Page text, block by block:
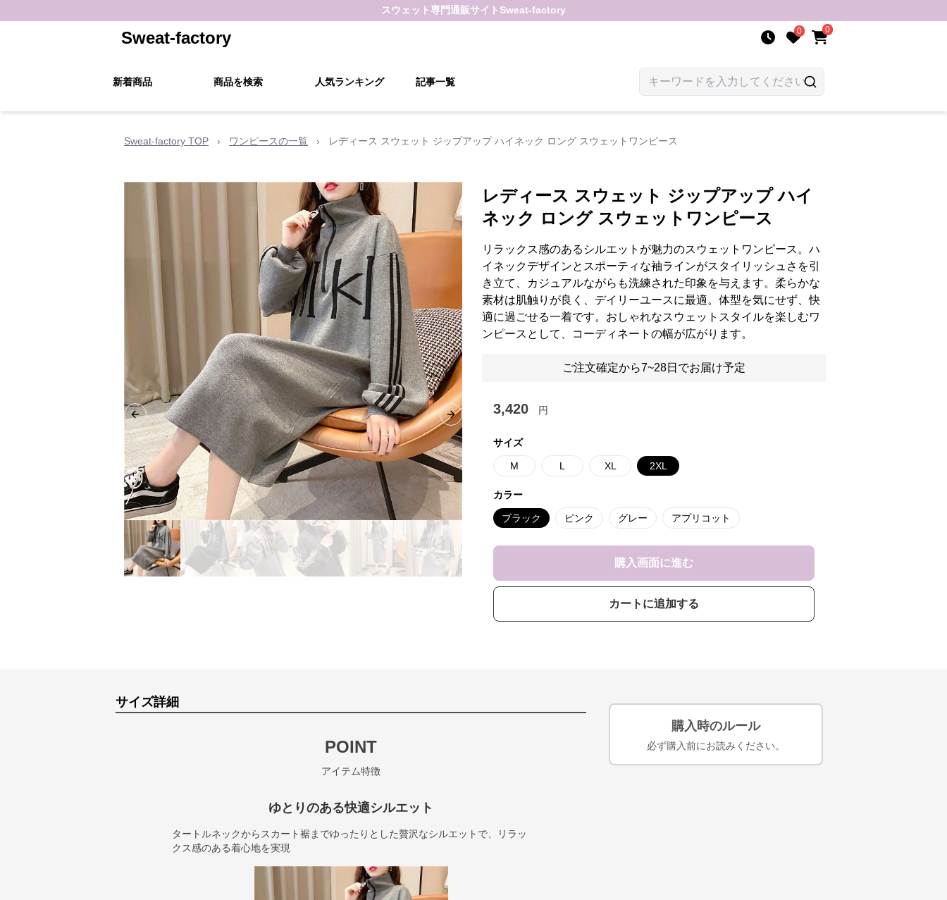
スウェット専門通販サイト Sweat-factory
Sweat-factory 0 0
新着商品 商品を検索 人気ランキング 記事一覧
Sweat-factory TOP › ワンピースの一覧 › レディース スウェット ジップアップ ハイネック ロング スウェットワンピース
Previous slide Next slide
レディース スウェット ジップアップ ハイ
ネック ロング スウェットワンピース
リラックス感のあるシルエットが魅力のスウェットワンピース。ハ
イネックデザインとスポーティな袖ラインがスタイリッシュさを引
き立て、カジュアルながらも洗練された印象を与えます。柔らかな
素材は肌触りが良く、デイリーユースに最適。体型を気にせず、快
適に過ごせる一着です。おしゃれなスウェットスタイルを楽しむワ
ンピースとして、コーディネートの幅が広がります。
ご注文確定から7~28日でお届け予定
3,420 円
サイズ
M L XL 2XL
カラー
ブラック ピンク グレー アプリコット
購入画面に進む
カートに追加する
サイズ詳細
POINT
アイテム特徴
ゆとりのある快適シルエット
タートルネックからスカート裾までゆったりとした贅沢なシルエットで、リラッ
クス感のある着心地を実現
購入時のルール
必ず購入前にお読みください。